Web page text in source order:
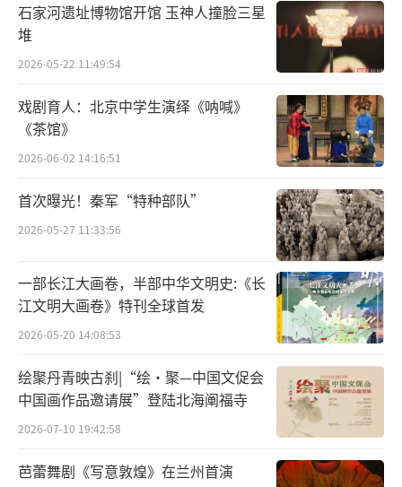
故宫博物院展览部副主任孙淼：我们试图
打造一个真正的游园体验，把水、山和花这几
个元素用抽象的方式、用当代的表达方式，在
空间里面呈现出来。在展厅的墙面上、天花板
上、地面上都做了一些铺设，给观众营造一种
好像真的置身于花园的氛围感。
石家河遗址博物馆开馆 玉神人撞脸三星
堆
2026-05-22 11:49:54
戏剧育人：北京中学生演绎《呐喊》
《茶馆》
2026-06-02 14:16:51
首次曝光！秦军“特种部队”
2026-05-27 11:33:56
一部长江大画卷，半部中华文明史:《长
江文明大画卷》特刊全球首发
2026-05-20 14:08:53
绘聚丹青映古刹|“绘·聚—中国文促会
中国画作品邀请展”登陆北海阐福寺
2026-07-10 19:42:58
芭蕾舞剧《写意敦煌》在兰州首演